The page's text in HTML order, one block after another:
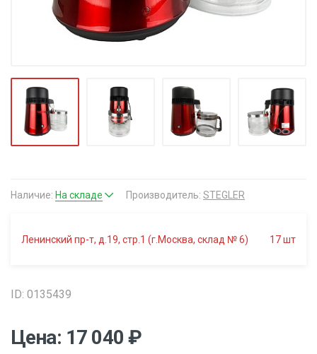
Наличие: На складе Производитель: STEGLER
Ленинский пр-т, д.19, стр.1 (г.Москва, склад № 6) 17шт
ID: 0135439
Цена: 17 040 ₽